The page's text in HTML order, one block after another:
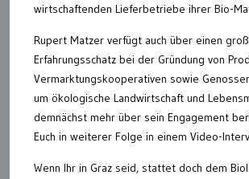
wirtschaftenden Lieferbetriebe ihrer Bio-
Rupert Matzer verfügt auch über einen
Erfahrungsschatz bei der Gründung von
Vermarktungskooperativen sowie
um ökologische Landwirtschaft und
demnächst mehr über sein Engagement
Euch in weiterer Folge in einem Video-
Wenn Ihr in Graz seid, stattet doch dem